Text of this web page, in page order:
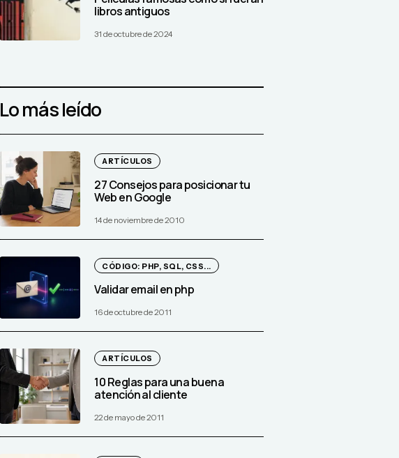
libros antiguos
31 de octubre de 2024
Lo más leído
ARTÍCULOS
27 Consejos para posicionar tu
Web en Google
14 de noviembre de 2010
CÓDIGO: PHP, SQL, CSS...
Validar email en php
16 de octubre de 2011
ARTÍCULOS
10 Reglas para una buena
atención al cliente
22 de mayo de 2011